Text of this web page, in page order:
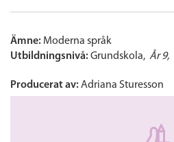
Ämne: Moderna språk
Utbildningsnivå: Grundskola År 9
Producerat av: Adriana Sturesson